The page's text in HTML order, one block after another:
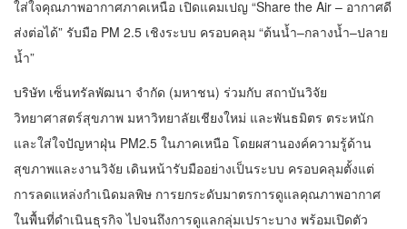
ใส่ใจคุณภาพอากาศภาคเหนือ เปิดแคมเปญ “Share the Air – อากาศดี
ส่งต่อได้” รับมือ PM 2.5 เชิงระบบ ครอบคลุม “ต้นน้ำ–กลางน้ำ–ปลาย
น้ำ”
บริษัท เซ็นทรัลพัฒนา จำกัด (มหาชน) ร่วมกับ สถาบันวิจัย
วิทยาศาสตร์สุขภาพ มหาวิทยาลัยเชียงใหม่ และพันธมิตร ตระหนัก
และใส่ใจปัญหาฝุ่น PM2.5 ในภาคเหนือ โดยผสานองค์ความรู้ด้าน
สุขภาพและงานวิจัย เดินหน้ารับมืออย่างเป็นระบบ ครอบคลุมตั้งแต่
การลดแหล่งกำเนิดมลพิษ การยกระดับมาตรการดูแลคุณภาพอากาศ
ในพื้นที่ดำเนินธุรกิจ ไปจนถึงการดูแลกลุ่มเปราะบาง พร้อมเปิดตัว